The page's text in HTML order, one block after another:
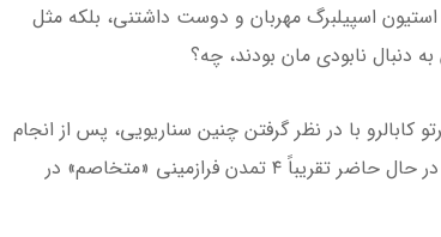
اسپیلبرگ مهربان و دوست داشتنی، بلکه مثل
دنبال نابودی مان بودند، چه؟
کابالرو با در نظر گرفتن چنین سناریویی، پس از انجام
محاسبات به این نتیجه رسیده که ممکن است در حال حاضر تقریباً ۴ تمدن فرازمینی «متخاصم» در